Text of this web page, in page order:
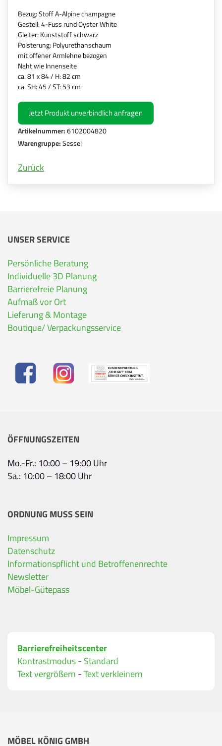
Bezug: Stoff A-Alpine champagne
Gestell: 4-Fuss rund Oyster White
Gleiter: Kunststoff schwarz
Polsterung: Polyurethanschaum
mit offener Armlehne bezogen
Naht wie Innenseite
ca. 81 x 84 / H: 82 cm
ca. SH: 45 / ST: 53 cm
Jetzt Produkt unverbindlich anfragen
Artikelnummer:6102004820
Warengruppe:Sessel
Zurück
UNSER SERVICE
Persönliche Beratung
Individuelle 3D Planung
Barrierefreie Planung
Aufmaß vor Ort
Lieferung & Montage
Boutique/ Verpackungsservice
ÖFFNUNGSZEITEN
Mo.-Fr.: 10:00 – 19:00 Uhr
Sa.: 10:00 – 18:00 Uhr
ORDNUNG MUSS SEIN
Impressum
Datenschutz
Informationspflicht und Betroffenenrechte
Newsletter
Möbel-Gütepass
Barrierefreiheitscenter
Kontrastmodus- Standard
Text vergrößern -Text verkleinern
MÖBEL KÖNIG GMBH
Ihre Kontaktdaten
Alle mit Stern gekennzeichneten Felder sind
Name
Bitte geben Sie eine gültige E-Mail-Adresse ein.
Telefon*